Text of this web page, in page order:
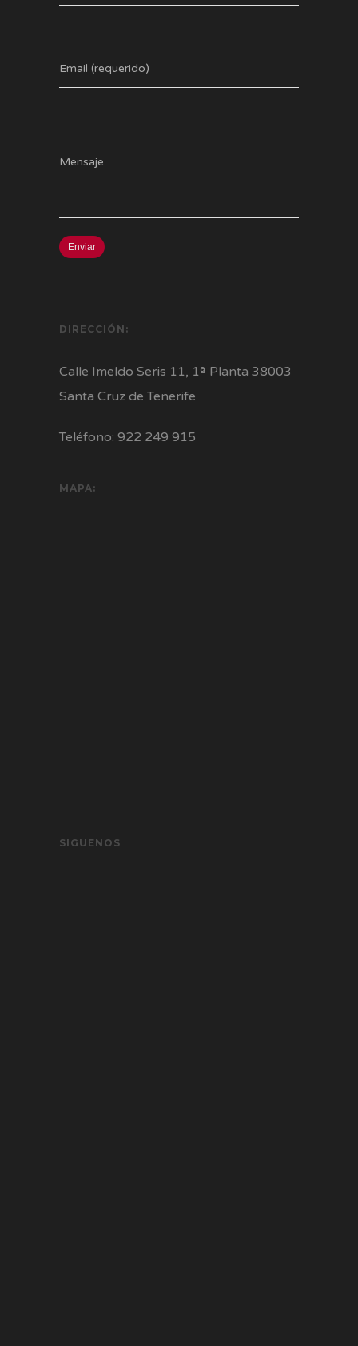
Email (requerido)
Mensaje
DIRECCIÓN:
Calle Imeldo Seris 11, 1ª Planta 38003
Santa Cruz de Tenerife
Teléfono: 922 249 915
MAPA:
SIGUENOS